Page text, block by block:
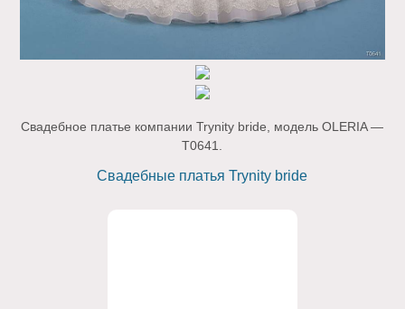
Свадебное платье компании Trynity bride, модель OLERIA —
T0641.
Свадебные платья Trynity bride